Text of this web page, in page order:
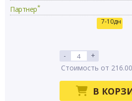
Партнер*
7-10дн
-
+
Стоимость от
В